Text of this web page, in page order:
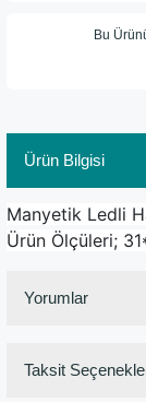
Bu
Ürün Bilgisi
Manyetik Ledli
Ürün Ölçüleri;
Yorumlar
Taksit